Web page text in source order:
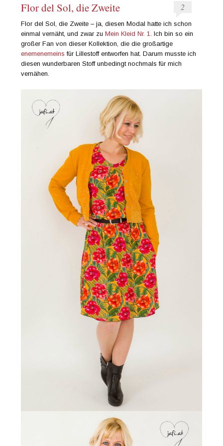
Flor del Sol, die Zweite 2
Flor del Sol, die Zweite – ja, diesen Modal hatte ich schon
einmal vernäht, und zwar zuMein Kleid Nr. 1
. Ich bin so ein
großer Fan von dieser Kollektion, die die großartige
enemenemeins für Lillestoff entworfen hat. Darum musste ich
diesen wunderbaren Stoff unbedingt nochmals für mich
vernähen.